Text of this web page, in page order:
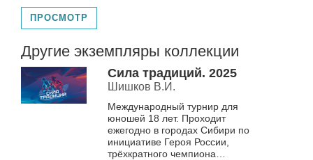
ПРОСМОТР
Другие экземпляры коллекции
Сила традиций. 2025
Шишков В.И.
Международный турнир для
юношей 18 лет. Проходит
ежегодно в городах Сибири по
инициативе Героя России,
трёхкратного чемпиона